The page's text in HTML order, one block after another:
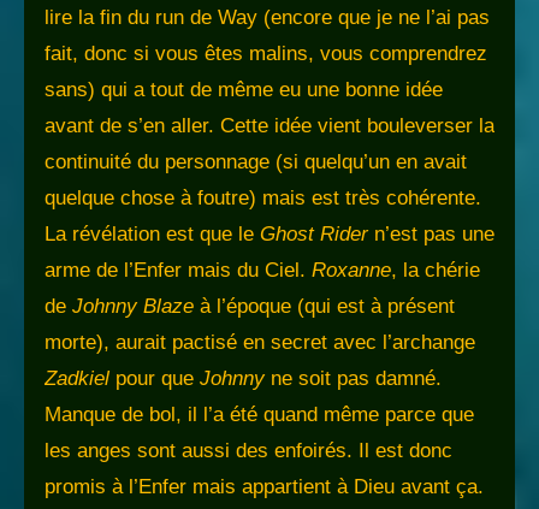
lire la fin du run de Way (encore que je ne l’ai pas
fait, donc si vous êtes malins, vous comprendrez
sans) qui a tout de même eu une bonne idée
avant de s’en aller. Cette idée vient bouleverser la
continuité du personnage (si quelqu’un en avait
quelque chose à foutre) mais est très cohérente.
La révélation est que le Ghost Ridern’est pas une
arme de l’Enfer mais du Ciel. Roxanne, la chérie
de Johnny Blaze à l’époque (qui est à présent
morte), aurait pactisé en secret avec l’archange
Zadkiel pour que Johnny ne soit pas damné.
Manque de bol, il l’a été quand même parce que
les anges sont aussi des enfoirés. Il est donc
promis à l’Enfer mais appartient à Dieu avant ça.